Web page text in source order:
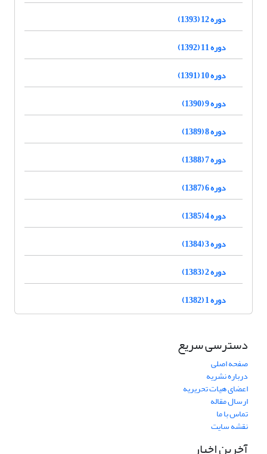
دوره 12 (1393)
دوره 11 (1392)
دوره 10 (1391)
دوره 9 (1390)
دوره 8 (1389)
دوره 7 (1388)
دوره 6 (1387)
دوره 4 (1385)
دوره 3 (1384)
دوره 2 (1383)
دوره 1 (1382)
دسترسی سریع
صفحه اصلی
درباره نشریه
اعضای هیات تحریریه
ارسال مقاله
تماس با ما
نقشه سایت
آخرین اخبار